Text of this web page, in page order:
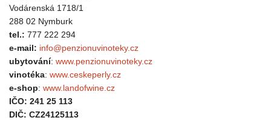
Vodárenská 1718/1
288 02 Nymburk
tel.: 777 222 294
e-mail: info@penzionuvinoteky.cz
ubytování: www.penzionuvinoteky.cz
vinotéka: www.ceskeperly.cz
e-shop: www.landofwine.cz
IČO: 241 25 113
DIČ: CZ24125113